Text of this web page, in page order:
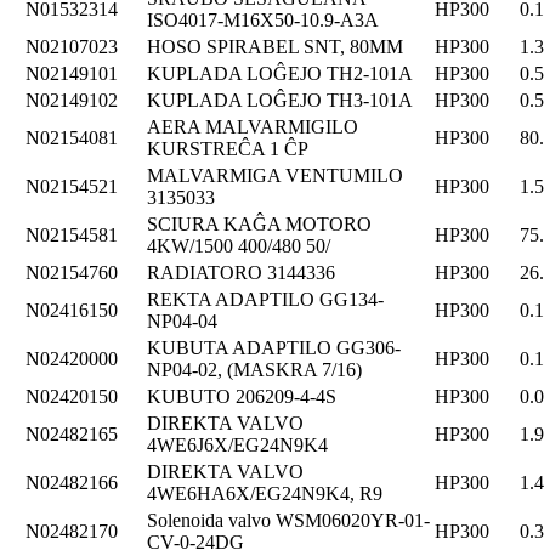
N01532314
ISO4017-M16X50-10.9-A3A
HP300
N02107023
HOSO SPIRABEL SNT, 80MM HP300
N02149101
KUPLADA LOĜEJO TH2-101A HP300
N02149102
KUPLADA LOĜEJO TH3-101A HP300
N02154081
AERA MALVARMIGILO
KURSTREĈA 1 ĈP
HP300
N02154521
MALVARMIGA VENTUMILO
3135033
HP300
N02154581
SCIURA KAĜA MOTORO
4KW/1500 400/480 50/
HP300
N02154760
RADIATORO 3144336 HP300
N02416150
REKTA ADAPTILO GG134-
NP04-04
HP300
N02420000
KUBUTA ADAPTILO GG306-
NP04-02, (MASKRA 7/16)
HP300
N02420150
KUBUTO 206209-4-4S HP300
N02482165
DIREKTA VALVO
4WE6J6X/EG24N9K4
HP300
N02482166
DIREKTA VALVO
4WE6HA6X/EG24N9K4, R9
HP300
N02482170
Solenoida valvo WSM06020YR-01-
CV-0-24DG
HP300